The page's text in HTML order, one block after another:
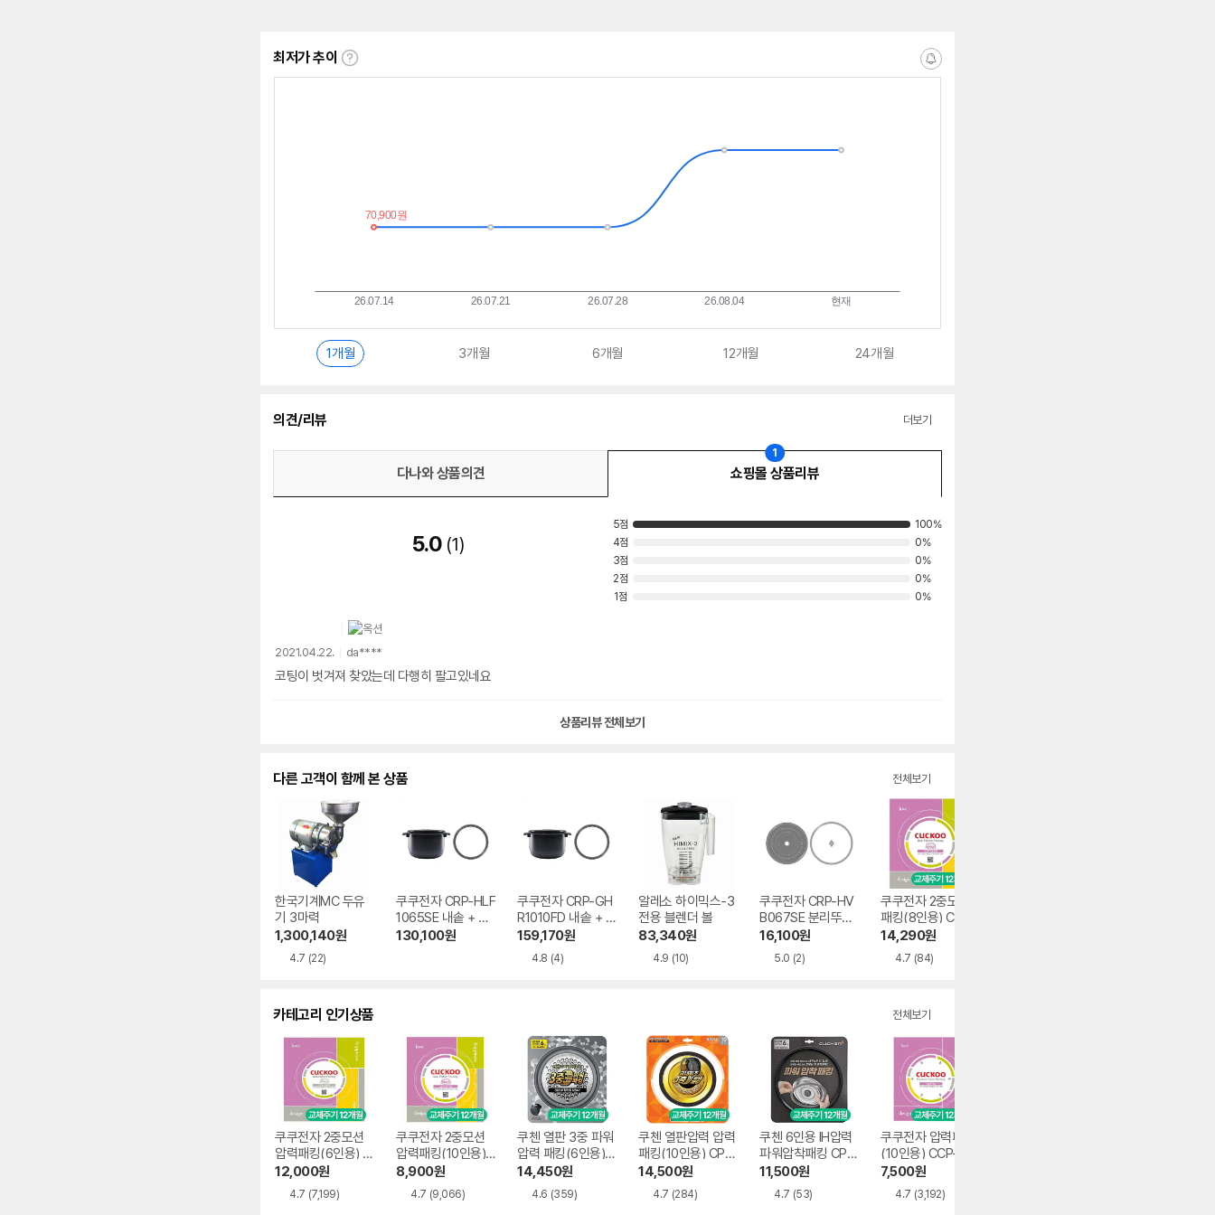
최저가 추이
최
알
1개월 3개월 6개월 12개월 24개월
의견/리뷰 더보기
다나와 상품의견 쇼핑몰 상품리뷰
1
5.0 1
5점
100%
4점
0%
3점
0%
2점
0%
1점
0%
2021.04.22. da****
코팅이 벗겨져 찾았는데 다행히 팔고있네요
상품리뷰 전체보기
다른 고객이 함께 본 상품 전체보기
한국기계MC 두유
기 3마력
1,300,140원
4.7 (22)
쿠쿠전자 CRP-HLF
1065SE 내솥 + 패
킹
130,100원
쿠쿠전자 CRP-GH
R1010FD 내솥 + 패
킹
159,170원
4.8 (4)
알레소 하이믹스-3
전용 블렌더 볼
83,340원
4.9 (10)
쿠쿠전자 CRP-HV
B067SE 분리뚜껑
+ 커버패킹 + 고무
손잡이
16,100원
5.0 (2)
쿠쿠전자 2중모션
패킹(8인용) CCP-
DH08
14,290원
4.7 (84)
카테고리 인기상품 전체보기
쿠쿠전자 2중모션
압력패킹(6인용) C
CP-DH06
12,000원
4.7 (7,199)
쿠쿠전자 2중모션
압력패킹(10인용)
CCP-DH10
8,900원
4.7 (9,066)
쿠첸 열판 3중 파워
압력 패킹(6인용) C
PJ-P060SPA
14,450원
4.6 (359)
쿠첸 열판압력 압력
패킹(10인용) CPJ-
P102
14,500원
4.7 (284)
쿠첸 6인용 IH압력
파워압착패킹 CPJ-
H060SDA
11,500원
4.7 (53)
쿠쿠전자 압력패킹
(10인용) CCP-10
7,500원
4.7 (3,192)